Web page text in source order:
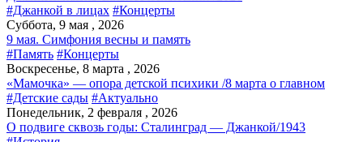
#Джанкой в лицах #Концерты
Суббота, 9 мая , 2026
9 мая. Симфония весны и память
#Память #Концерты
Воскресенье, 8 марта , 2026
«Мамочка» — опора детской психики /8 марта о главном
#Детские сады #Актуально
Понедельник, 2 февраля , 2026
О подвиге сквозь годы: Сталинград — Джанкой/1943